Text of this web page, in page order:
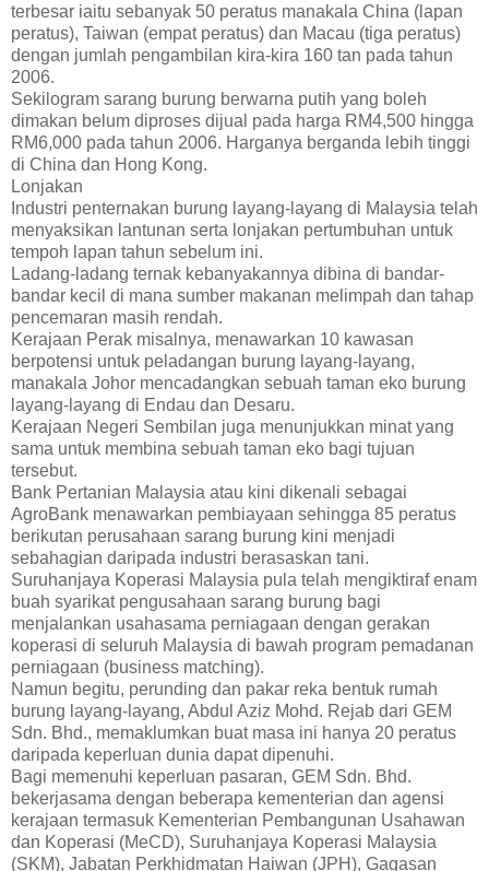
terbesar iaitu sebanyak 50 peratus manakala China (lapan
peratus), Taiwan (empat peratus) dan Macau (tiga peratus)
dengan jumlah pengambilan kira-kira 160 tan pada tahun
2006.
Sekilogram sarang burung berwarna putih yang boleh
dimakan belum diproses dijual pada harga RM4,500 hingga
RM6,000 pada tahun 2006. Harganya berganda lebih tinggi
di China dan Hong Kong.
Lonjakan
Industri penternakan burung layang-layang di Malaysia telah
menyaksikan lantunan serta lonjakan pertumbuhan untuk
tempoh lapan tahun sebelum ini.
Ladang-ladang ternak kebanyakannya dibina di bandar-
bandar kecil di mana sumber makanan melimpah dan tahap
pencemaran masih rendah.
Kerajaan Perak misalnya, menawarkan 10 kawasan
berpotensi untuk peladangan burung layang-layang,
manakala Johor mencadangkan sebuah taman eko burung
layang-layang di Endau dan Desaru.
Kerajaan Negeri Sembilan juga menunjukkan minat yang
sama untuk membina sebuah taman eko bagi tujuan
tersebut.
Bank Pertanian Malaysia atau kini dikenali sebagai
AgroBank menawarkan pembiayaan sehingga 85 peratus
berikutan perusahaan sarang burung kini menjadi
sebahagian daripada industri berasaskan tani.
Suruhanjaya Koperasi Malaysia pula telah mengiktiraf enam
buah syarikat pengusahaan sarang burung bagi
menjalankan usahasama perniagaan dengan gerakan
koperasi di seluruh Malaysia di bawah program pemadanan
perniagaan (business matching).
Namun begitu, perunding dan pakar reka bentuk rumah
burung layang-layang, Abdul Aziz Mohd. Rejab dari GEM
Sdn. Bhd., memaklumkan buat masa ini hanya 20 peratus
daripada keperluan dunia dapat dipenuhi.
Bagi memenuhi keperluan pasaran, GEM Sdn. Bhd.
bekerjasama dengan beberapa kementerian dan agensi
kerajaan termasuk Kementerian Pembangunan Usahawan
dan Koperasi (MeCD), Suruhanjaya Koperasi Malaysia
(SKM), Jabatan Perkhidmatan Haiwan (JPH), Gagasan